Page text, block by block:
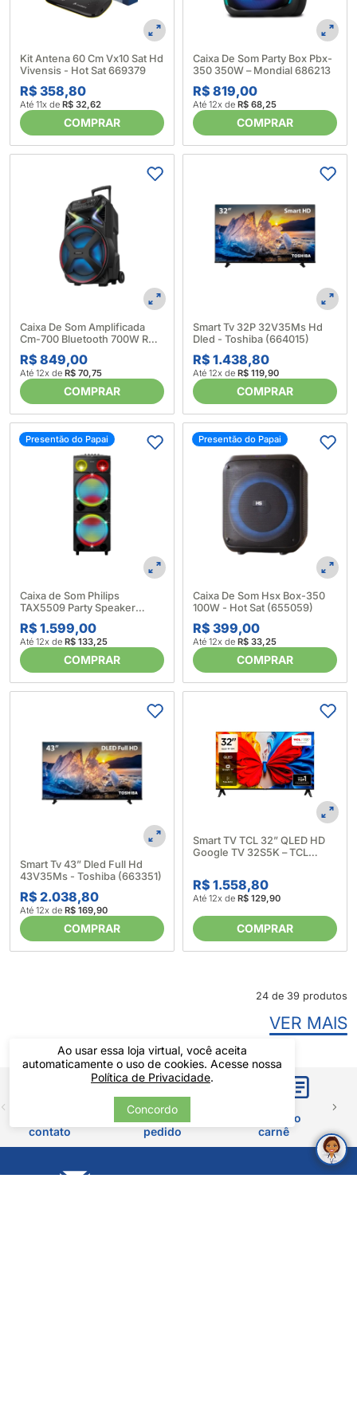
Kit Antena 60 Cm Vx10 Sat Hd
Vivensis - Hot Sat 669379
R$ 358,80
Até 11x de R$ 32,62
COMPRAR
Caixa De Som Party Box Pbx-
350 350W – Mondial 686213
R$ 819,00
Até 12x de R$ 68,25
COMPRAR
Caixa De Som Amplificada
Cm-700 Bluetooth 700W Rms
– Mondial 672979
R$ 849,00
Até 12x de R$ 70,75
COMPRAR
Smart Tv 32P 32V35Ms Hd
Dled - Toshiba (664015)
R$ 1.438,80
Até 12x de R$ 119,90
COMPRAR
Presentão do Papai
Caixa de Som Philips
TAX5509 Party Speaker
Bluetooth 2400W – Philips
(673967)
R$ 1.599,00
Até 12x de R$ 133,25
COMPRAR
Presentão do Papai
Caixa De Som Hsx Box-350
100W - Hot Sat (655059)
R$ 399,00
Até 12x de R$ 33,25
COMPRAR
Smart Tv 43” Dled Full Hd
43V35Ms - Toshiba (663351)
R$ 2.038,80
Até 12x de R$ 169,90
COMPRAR
Smart TV TCL 32” QLED HD
Google TV 32S5K – TCL
R$ 1.558,80
Até 12x de R$ 129,90
COMPRAR
24 de 39 produtos
VER MAIS
Ao usar essa loja virtual, você aceita
automaticamente o uso de cookies. Acesse nossa
Política de Privacidade.
Concordo
contato
Rastreie seu
pedido
Área do
carnê